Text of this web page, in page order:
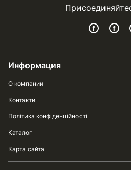
Информация
О компании
Контакти
Політика конфіденційності
Каталог
Карта сайта